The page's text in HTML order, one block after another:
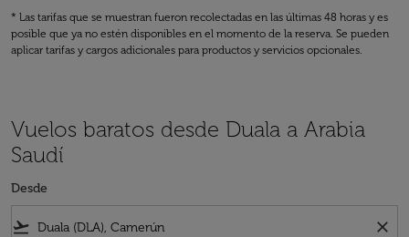
* Las tarifas que se muestran fueron recolectadas en las últimas 48 horas y es
posible que ya no estén disponibles en el momento de la reserva. Se pueden
aplicar tarifas y cargos adicionales para productos y servicios opcionales.
Vuelos baratos desde Duala a Arabia
Saudí
Desde
flight_takeoff close